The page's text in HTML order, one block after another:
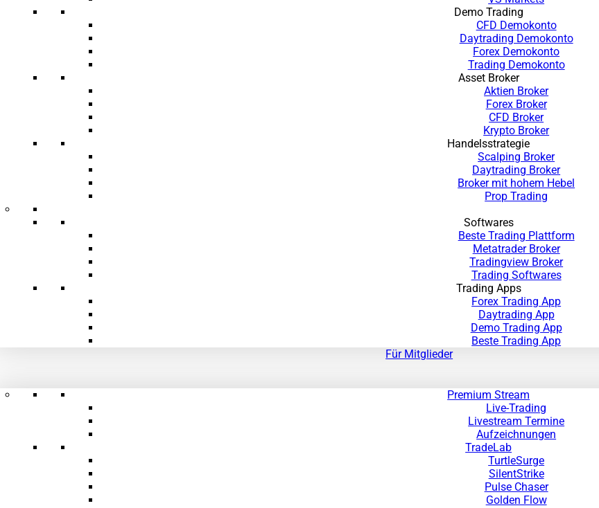
Demo Trading
CFD Demokonto
Daytrading Demokonto
Forex Demokonto
Trading Demokonto
Asset Broker
Aktien Broker
Forex Broker
CFD Broker
Krypto Broker
Handelsstrategie
Scalping Broker
Daytrading Broker
Broker mit hohem Hebel
Prop Trading
Softwares
Beste Trading Plattform
Metatrader Broker
Tradingview Broker
Trading Softwares
Trading Apps
Forex Trading App
Daytrading App
Demo Trading App
Beste Trading App
Für Mitglieder
Premium Stream
Live-Trading
Livestream Termine
Aufzeichnungen
TradeLab
TurtleSurge
SilentStrike
Pulse Chaser
Golden Flow